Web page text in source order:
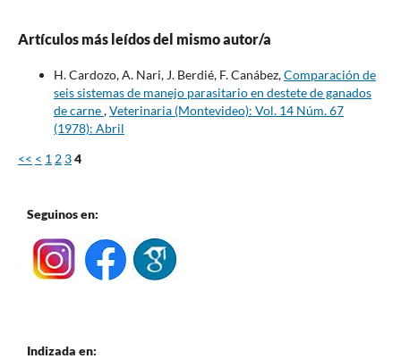
Artículos más leídos del mismo autor/a
H. Cardozo, A. Nari, J. Berdié, F. Canábez,Comparación de
seis sistemas de manejo parasitario en destete de ganados
de carne,Veterinaria (Montevideo): Vol. 14 Núm. 67
(1978): Abril
<< < 1 2 34
Seguinos en:
Indizada en: